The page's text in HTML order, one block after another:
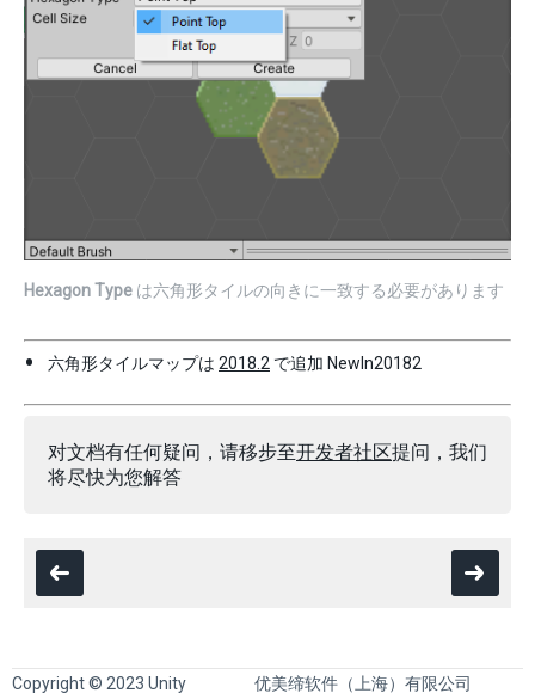
Hexagon Type は六角形タイルの向きに一致する必要があります
六角形タイルマップは 2018.2 で追加 NewIn20182
对文档有任何疑问，请移步至开发者社区提问，我们
将尽快为您解答
Copyright © 2023 Unity
优美缔软件（上海）有限公司